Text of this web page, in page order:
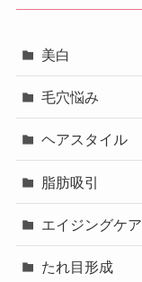
美白
毛穴悩み
ヘアスタイル
脂肪吸引
エイジングケア
たれ目形成